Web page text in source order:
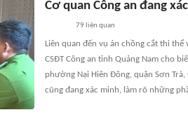
Cơ quan Công an đang
79 liên quan
Liên quan đến vụ án chồng cắt thi
CSĐT Công an tỉnh Quảng Nam cho
phường Nại Hiên Đông, quận Sơn
cũng đang xác minh, làm rõ những